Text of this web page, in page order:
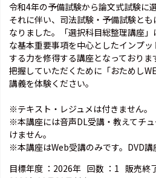
令和4年の予備試験から論文式試験に
それに伴い、司法試験・予備試験と
なりました。「選択科目総整理講座
な基本重要事項を中心としたインプ
する力を修得する講座となっており
把握していただくために「おためし
講義を体験ください。
※テキスト・レジュメは付きません。
※本講座には音声DL受講・教えてチ
けません。
※本講座はWeb受講のみです。DVD講
目標年度 ： 2026年 回数 ： 1 販売終